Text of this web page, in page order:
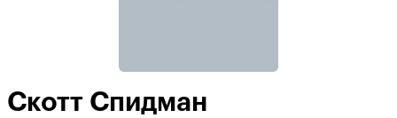
Скотт Спидман